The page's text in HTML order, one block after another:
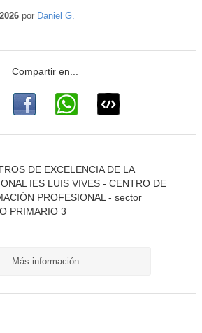
por Daniel G.
DE EXCELENCIA DE LA
IES LUIS VIVES - CENTRO DE
PROFESIONAL - sector
PRIMARIO 3
Más información